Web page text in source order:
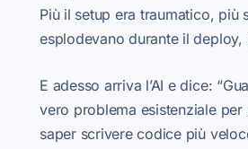
Più il setup era traumatico, più
esplodevano durante il
E adesso arriva l’AI e dice:
vero problema esistenziale
saper scrivere codice più